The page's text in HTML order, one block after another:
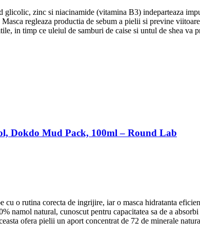
zinc si niacinamide (vitamina B3) indeparteaza
regleaza productia de sebum a pielii si previne
in timp ce uleiul de samburi de caise si untul de shea va
Dokdo Mud Pack, 100ml – Round Lab
o rutina corecta de ingrijire, iar o masca hidratanta
namol natural, cunoscut pentru capacitatea sa de a
ofera pielii un aport concentrat de 72 de minerale